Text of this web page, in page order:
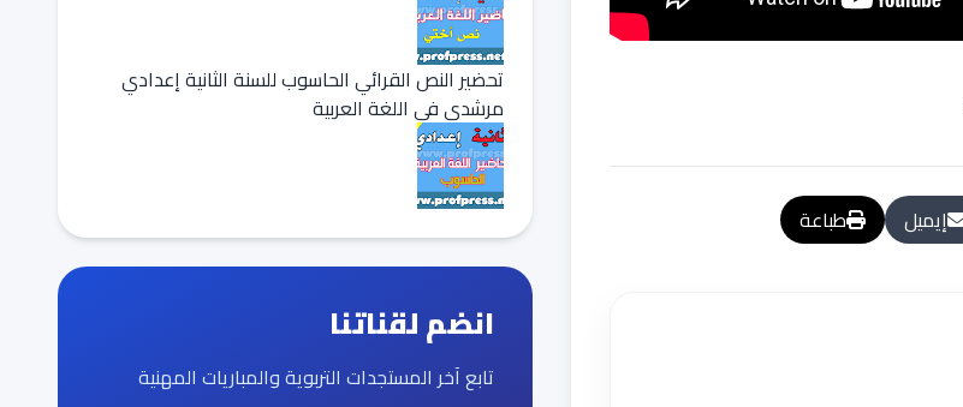
إيميل طباعة
تحضير النص القرائي الحاسوب للسنة الثانية إعدادي
مرشدي في اللغة العربية
انضم لقناتنا
تابع آخر المستجدات التربوية والمباريات المهنية